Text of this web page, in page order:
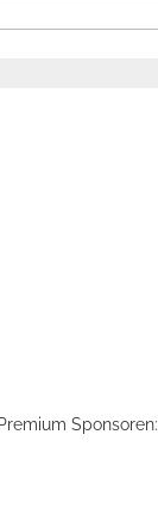
Sponsoren: